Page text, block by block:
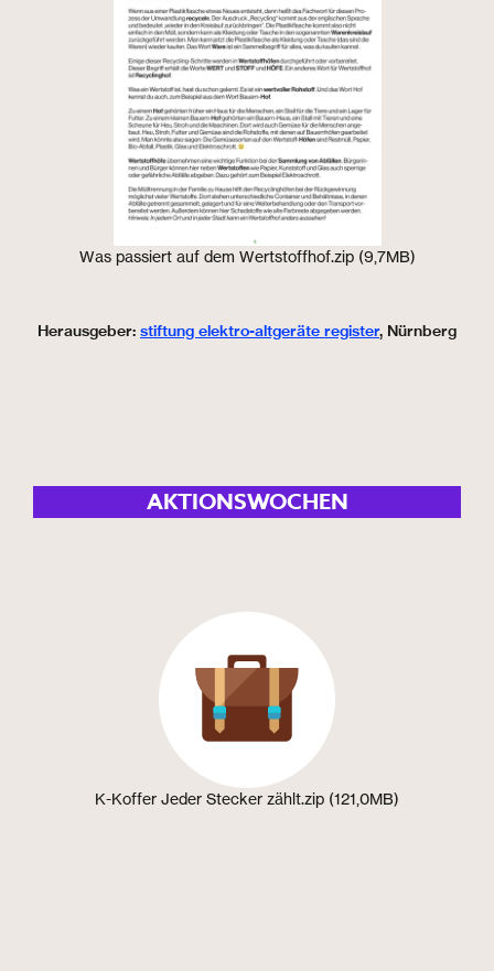
Was passiert auf dem Wertstoffhof.zip (9,7MB)
Herausgeber: stiftung elektro-altgeräte register, Nürnberg
AKTIONSWOCHEN
K-Koffer Jeder Stecker zählt.zip (121,0MB)